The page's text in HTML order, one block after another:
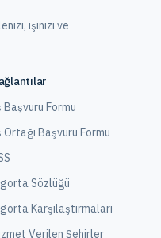
işinizi ve
Başvuru Formu
Ortağı Başvuru Formu
Sözlüğü
Karşılaştırmaları
Verilen Şehirler